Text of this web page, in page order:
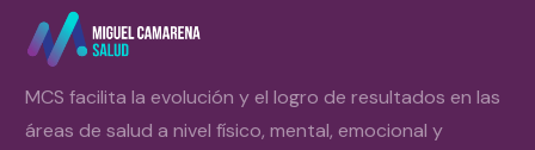
MCS facilita la evolución y el logro de resultados en las
áreas de salud a nivel físico, mental, emocional y